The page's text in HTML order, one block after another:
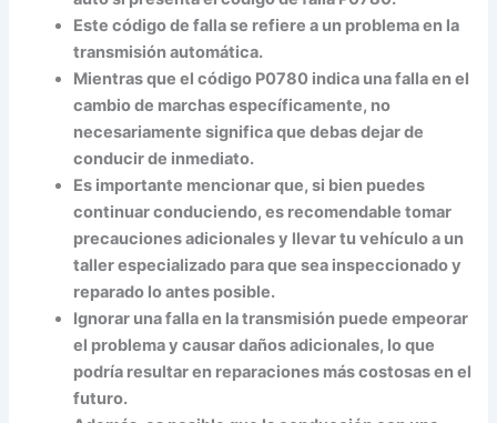
Este código de falla se refiere a un problema en la
transmisión automática.
Mientras que el código P0780 indica una falla en el
cambio de marchas específicamente, no
necesariamente significa que debas dejar de
conducir de inmediato.
Es importante mencionar que, si bien puedes
continuar conduciendo, es recomendable tomar
precauciones adicionales y llevar tu vehículo a un
taller especializado para que sea inspeccionado y
reparado lo antes posible.
Ignorar una falla en la transmisión puede empeorar
el problema y causar daños adicionales, lo que
podría resultar en reparaciones más costosas en el
futuro.